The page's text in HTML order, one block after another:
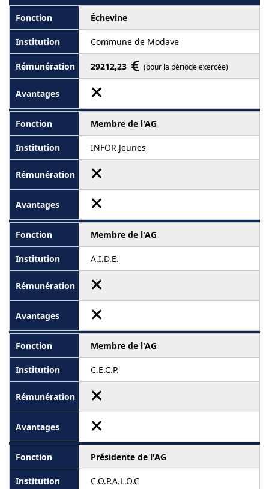
Échevine
Commune de Modave
29212,23 (pour la période exercée)
Membre de l'AG
INFOR Jeunes
Membre de l'AG
A.I.D.E.
Membre de l'AG
C.E.C.P.
Présidente de l'AG
C.O.P.A.L.O.C